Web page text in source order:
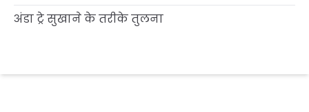
अंडा ट्रे सुखाने के तरीके तुलना